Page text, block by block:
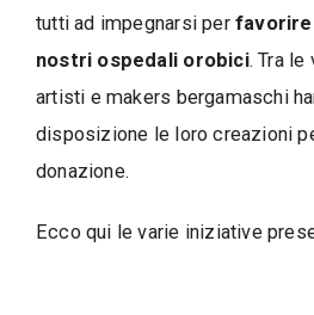
tutti ad impegnarsi per favorire
nostri ospedali orobici. Tra le
artisti e makers bergamaschi
disposizione le loro creazioni
donazione.
Ecco qui le varie iniziative